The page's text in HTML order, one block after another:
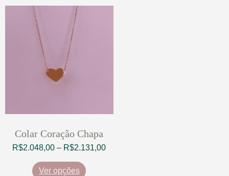
Colar Coração Chapa
R$2.048,00 – R$2.131,00
Ver opções